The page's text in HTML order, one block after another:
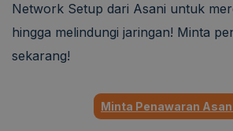
Network Setup dari Asani untuk
hingga melindungi jaringan! Minta
sekarang!
Minta Penawaran